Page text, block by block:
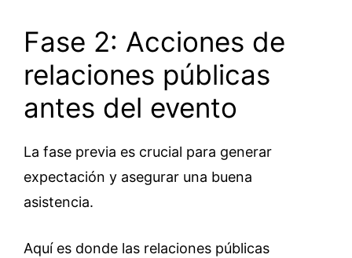
Fase 2: Acciones de
relaciones públicas
antes del evento
La fase previa es crucial para generar
expectación y asegurar una buena
asistencia.
Aquí es donde las relaciones públicas